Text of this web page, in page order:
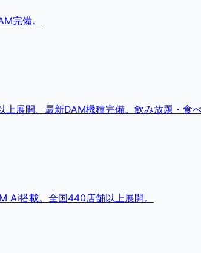
完備。
展開。最新DAM機種完備。飲み放題・食べ
Ai搭載。全国440店舗以上展開。